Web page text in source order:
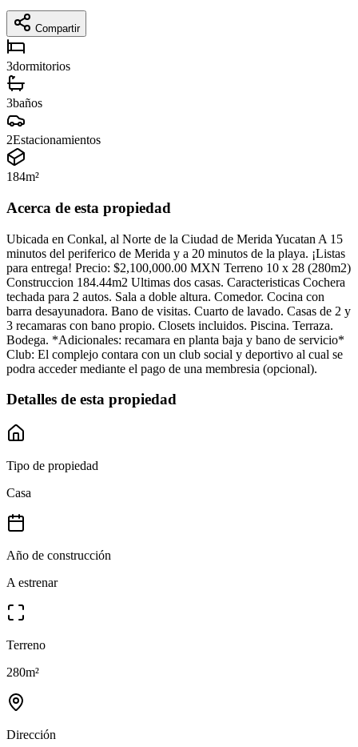
Compartir
3dormitorios
3baños
2Estacionamientos
184m²
Acerca de esta propiedad
Ubicada en Conkal, al Norte de la Ciudad de Merida Yucatan A 15
minutos del periferico de Merida y a 20 minutos de la playa. ¡Listas
para entrega! Precio: $2,100,000.00 MXN Terreno 10 x 28 (280m2)
Construccion 184.44m2 Ultimas dos casas. Caracteristicas Cochera
techada para 2 autos. Sala a doble altura. Comedor. Cocina con
barra desayunadora. Bano de visitas. Cuarto de lavado. Casas de 2 y
3 recamaras con bano propio. Closets incluidos. Piscina. Terraza.
Bodega. *Adicionales: recamara en planta baja y bano de servicio*
Club: El complejo contara con un club social y deportivo al cual se
podra acceder mediante el pago de una membresia (opcional).
Detalles de esta propiedad
Tipo de propiedad
Casa
Año de construcción
A estrenar
Terreno
280m²
Dirección